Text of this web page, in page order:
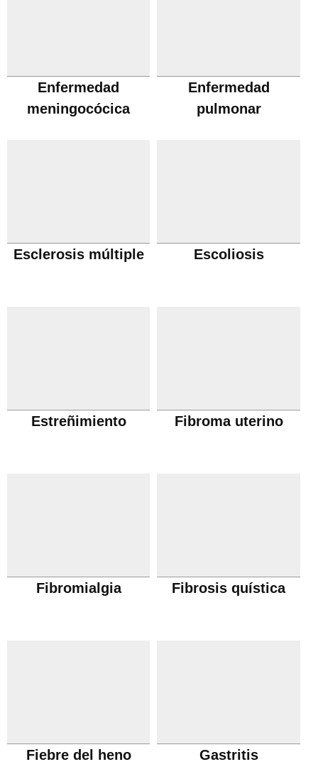
Enfermedad
meningocócica
Enfermedad
pulmonar
Esclerosis múltiple Escoliosis
Estreñimiento Fibroma uterino
Fibromialgia Fibrosis quística
Fiebre del heno Gastritis